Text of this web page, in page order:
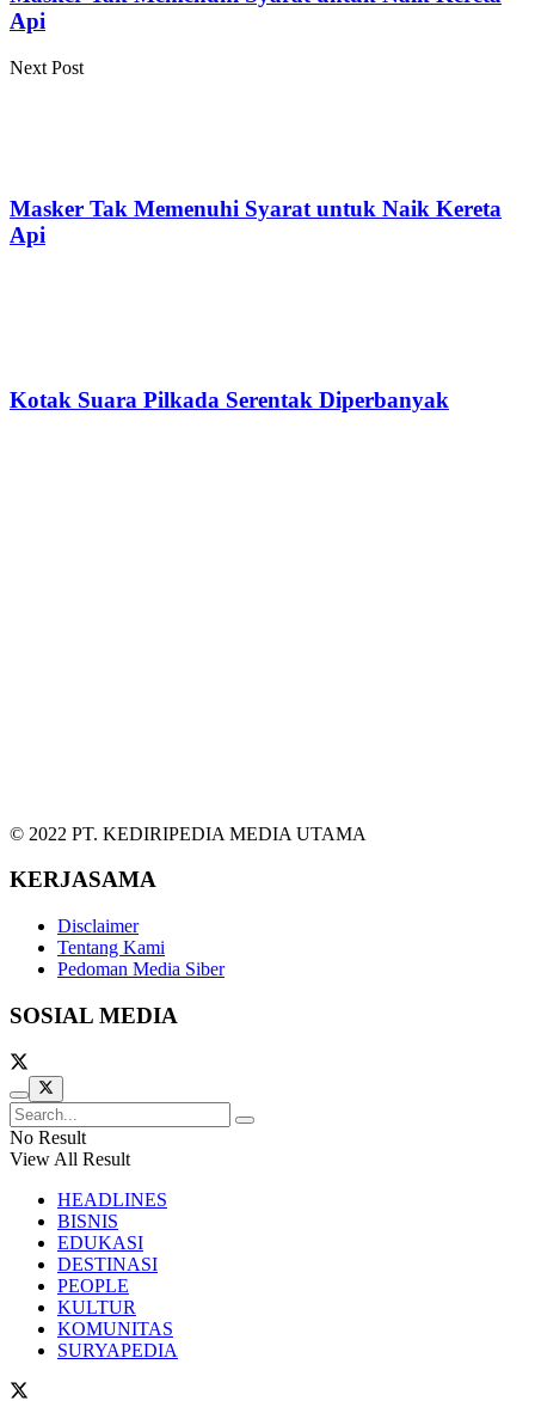
Api
Next Post
Masker Tak Memenuhi Syarat untuk Naik Kereta
Api
Kotak Suara Pilkada Serentak Diperbanyak
© 2022 PT. KEDIRIPEDIA MEDIA UTAMA
KERJASAMA
Disclaimer
Tentang Kami
Pedoman Media Siber
SOSIAL MEDIA
No Result
View All Result
HEADLINES
BISNIS
EDUKASI
DESTINASI
PEOPLE
KULTUR
KOMUNITAS
SURYAPEDIA